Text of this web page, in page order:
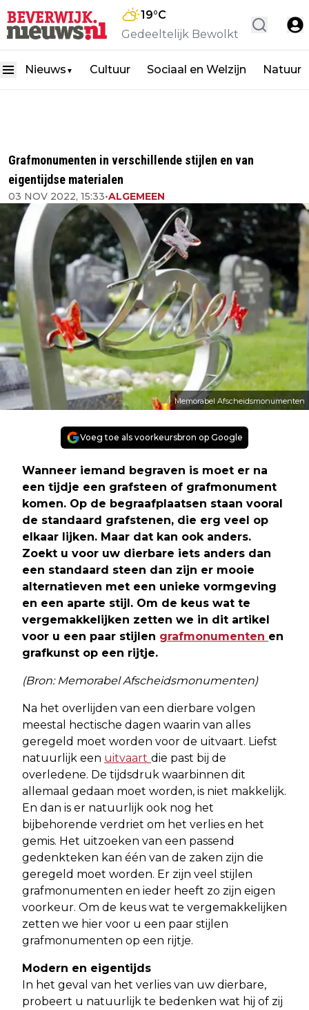
19°C
Gedeeltelijk Bewolkt
Nieuws ▼ Cultuur Sociaal en Welzijn Natuur
Grafmonumenten in verschillende stijlen en van
eigentijdse materialen
03 NOV 2022, 15:33•ALGEMEEN
Memorabel Afscheidsmonumenten
Voeg toe als voorkeursbron op Google
Wanneer iemand begraven is moet er na
een tijdje een grafsteen of grafmonument
komen. Op de begraafplaatsen staan vooral
de standaard grafstenen, die erg veel op
elkaar lijken. Maar dat kan ook anders.
Zoekt u voor uw dierbare iets anders dan
een standaard steen dan zijn er mooie
alternatieven met een unieke vormgeving
en een aparte stijl. Om de keus wat te
vergemakkelijken zetten we in dit artikel
voor u een paar stijlen grafmonumenten en
grafkunst op een rijtje.
(Bron: Memorabel Afscheidsmonumenten)
Na het overlijden van een dierbare volgen
meestal hectische dagen waarin van alles
geregeld moet worden voor de uitvaart. Liefst
natuurlijk een uitvaart die past bij de
overledene. De tijdsdruk waarbinnen dit
allemaal gedaan moet worden, is niet makkelijk.
En dan is er natuurlijk ook nog het
bijbehorende verdriet om het verlies en het
gemis. Het uitzoeken van een passend
gedenkteken kan één van de zaken zijn die
geregeld moet worden. Er zijn veel stijlen
grafmonumenten en ieder heeft zo zijn eigen
voorkeur. Om de keus wat te vergemakkelijken
zetten we hier voor u een paar stijlen
grafmonumenten op een rijtje.
Modern en eigentijds
In het geval van het verlies van uw dierbare,
probeert u natuurlijk te bedenken wat hij of zij